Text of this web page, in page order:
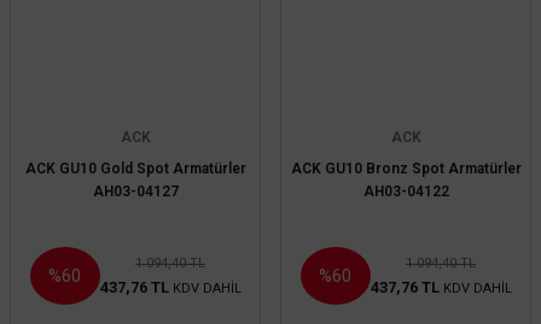
ACK
ACK GU10 Gold Spot Armatürler
AH03-04127
%60
1.094,40 TL
437,76 TL KDV DAHİL
ACK
ACK GU10 Bronz Spot Armatürler
AH03-04122
%60
1.094,40 TL
437,76 TL KDV DAHİL